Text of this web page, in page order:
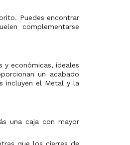
Puedes encontrar
complementarse
económicas, ideales
un acabado
incluyen el Metal y la
una caja con mayor
que los cierres de